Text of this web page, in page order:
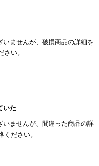
いませんが、破損商品の詳細を
い。
いた
いませんが、間違った商品の詳
ださい。